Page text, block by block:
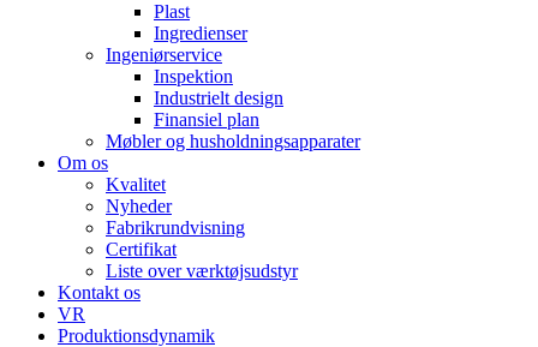
Plast
Ingredienser
Ingeniørservice
Inspektion
Industrielt design
Finansiel plan
Møbler og husholdningsapparater
Om os
Kvalitet
Nyheder
Fabrikrundvisning
Certifikat
Liste over værktøjsudstyr
Kontakt os
VR
Produktionsdynamik